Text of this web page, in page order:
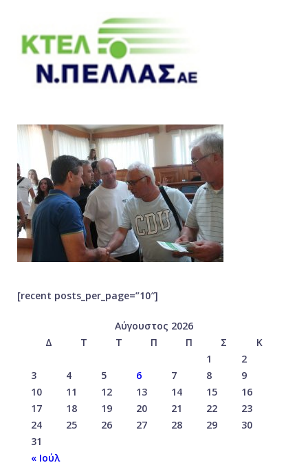
[recent posts_per_page=”10″]
Αύγουστος 2026
Δ
Τ Τ Π Π Σ
Κ
1
2
3
4 5 6 7 8
9
10
11 12 13 14 15
16
17
18 19 20 21 22
23
24
25 26 27 28 29
30
31
« Ιούλ